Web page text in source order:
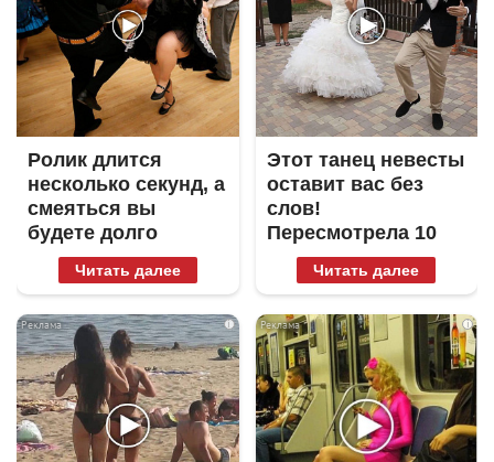
Ролик длится
несколько секунд, а
смеяться вы
будете долго
Читать далее
Этот танец невесты
оставит вас без
слов!
Пересмотрела 10
раз
Читать далее
i i